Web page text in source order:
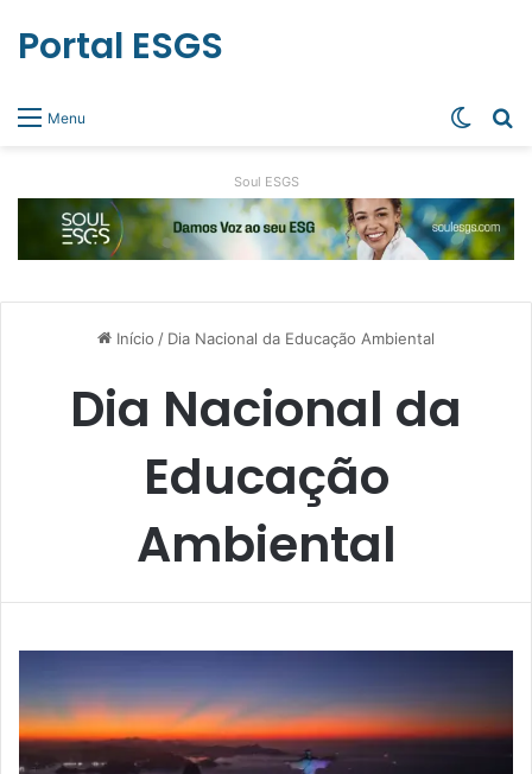
Menu
Portal ESGS
Soul ESGS
Início / Dia Nacional da Educação Ambiental
Dia Nacional da
Educação
Ambiental